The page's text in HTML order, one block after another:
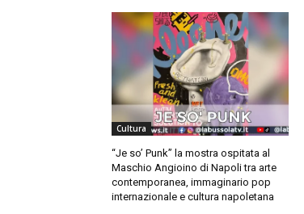
Cultura
“Je so’ Punk” la mostra ospitata al
Maschio Angioino di Napoli tra arte
contemporanea, immaginario pop
internazionale e cultura napoletana